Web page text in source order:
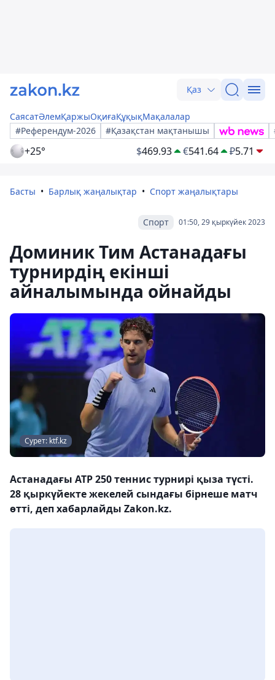
Қаз
СаясатӘлемҚаржыОқиғаҚұқықМақалалар
#Референдум-2026
#Қазақстан мақтанышы
+25° $469.93 €541.64 ₽5.71
Басты Барлық жаңалықтар Спорт жаңалықтары
01:50, 29 қыркүйек 2023
Спорт
Доминик Тим Астанадағы
турнирдің екінші
айналымында ойнайды
Сурет: ktf.kz
Астанадағы ATP 250 теннис турнирі қыза түсті.
28 қыркүйекте жекелей сындағы бірнеше матч
өтті, деп хабарлайды Zakon.kz.